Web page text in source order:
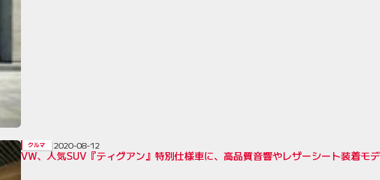
VW、人気SUV『ティグアン』特別仕様車に、高品質音響やレザーシート装着モ
クルマ 2020-08-12